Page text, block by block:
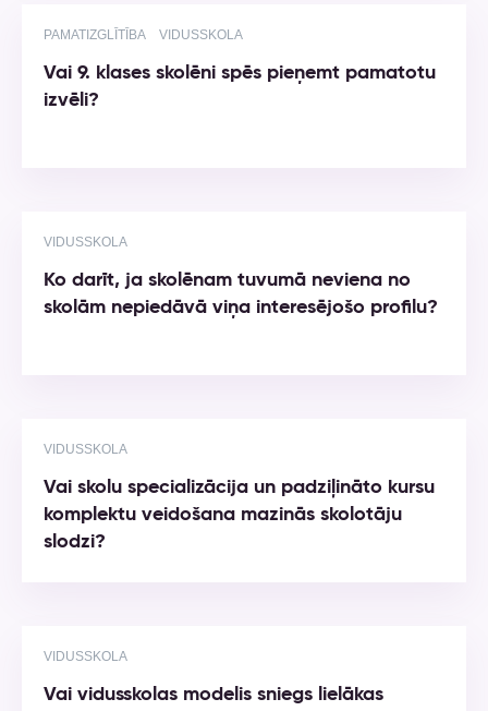
PAMATIZGLĪTĪBA VIDUSSKOLA
Vai 9. klases skolēni spēs pieņemt pamatotu
izvēli?
VIDUSSKOLA
Ko darīt, ja skolēnam tuvumā neviena no
skolām nepiedāvā viņa interesējošo profilu?
VIDUSSKOLA
Vai skolu specializācija un padziļināto kursu
komplektu veidošana mazinās skolotāju
slodzi?
VIDUSSKOLA
Vai vidusskolas modelis sniegs lielākas